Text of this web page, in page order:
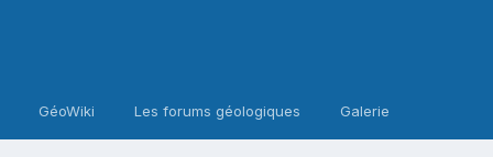
GéoWiki Les forums géologiques Galerie